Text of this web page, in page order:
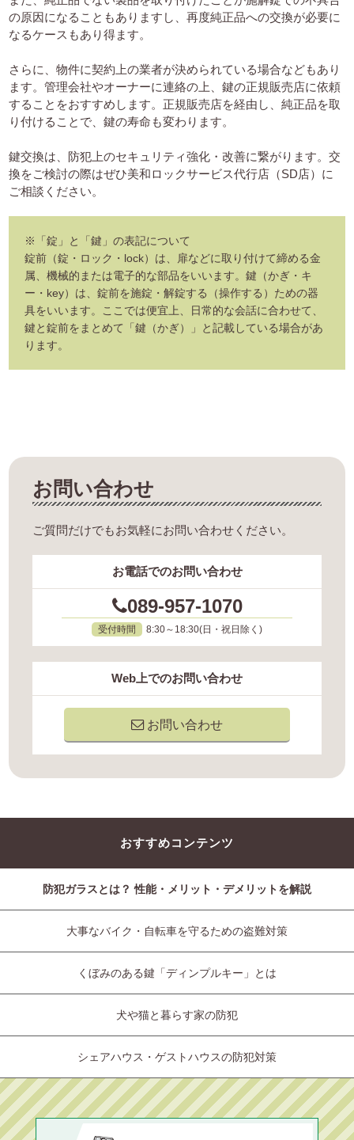
の原因になることもありますし、再度純正品への交換が必要に
なるケースもあり得ます。
さらに、物件に契約上の業者が決められている場合などもあり
ます。管理会社やオーナーに連絡の上、鍵の正規販売店に依頼
することをおすすめします。正規販売店を経由し、純正品を取
り付けることで、鍵の寿命も変わります。
鍵交換は、防犯上のセキュリティ強化・改善に繋がります。交
換をご検討の際はぜひ美和ロックサービス代行店（SD店）に
ご相談ください。
※「錠」と「鍵」の表記について
錠前（錠・ロック・lock）は、扉などに取り付けて締める金
属、機械的または電子的な部品をいいます。鍵（かぎ・キ
ー・key）は、錠前を施錠・解錠する（操作する）ための器
具をいいます。ここでは便宜上、日常的な会話に合わせて、
鍵と錠前をまとめて「鍵（かぎ）」と記載している場合があ
ります。
お問い合わせ
ご質問だけでもお気軽にお問い合わせください。
お電話でのお問い合わせ
089-957-1070
受付時間 8:30～18:30(日・祝日除く)
Web上でのお問い合わせ
お問い合わせ
おすすめコンテンツ
防犯ガラスとは？ 性能・メリット・デメリットを解説
大事なバイク・自転車を守るための盗難対策
くぼみのある鍵「ディンプルキー」とは
犬や猫と暮らす家の防犯
シェアハウス・ゲストハウスの防犯対策